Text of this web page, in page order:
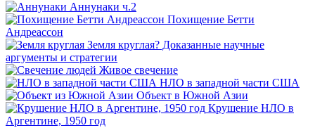
Аннунаки ч.2
Похищение Бетти
Андреассон
Земля круглая? Доказанные научные
аргументы и стратегии
Живое свечение
НЛО в западной части США
Объект в Южной Азии
Крушение НЛО в
Аргентине, 1950 год